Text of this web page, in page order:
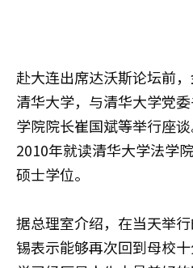
赴大连出席达沃斯论坛前
清华大学，与清华大学党
学院院长崔国斌‌等举行座
2010年就读清华大学法学
硕士学位。
据总理室介绍，在当天举
锡表示能够再次回到母校